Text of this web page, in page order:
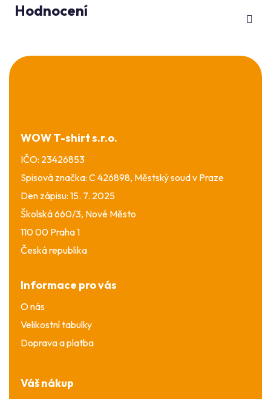
Hodnocení
Z
á
WOW T-shirt s.r.o.
IČO: 23426853
Spisová značka: C 426898, Městský soud v Praze
Den zápisu: 15. 7. 2025
Školská 660/3, Nové Město
110 00 Praha 1
Česká republika
Informace pro vás
O nás
Velikostní tabulky
Doprava a platba
Váš nákup